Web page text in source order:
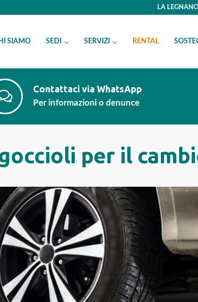
LA
SIAMO SEDI SERVIZI RENTAL
Contattaci via WhatsApp
Per informazioni o denunce
per il